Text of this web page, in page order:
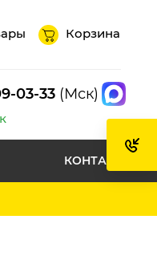
Корзина
03-33 (Мск)
КОНТАКТЫ